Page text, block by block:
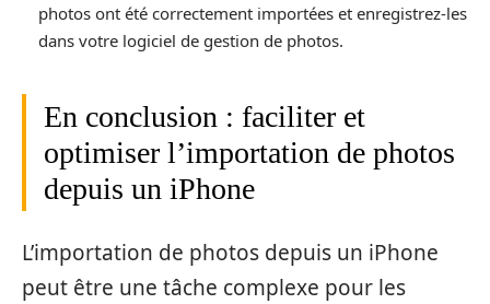
photos ont été correctement importées et enregistrez-les
dans votre logiciel de gestion de photos.
En conclusion : faciliter et
optimiser l’importation de photos
depuis un iPhone
L’importation de photos depuis un iPhone
peut être une tâche complexe pour les